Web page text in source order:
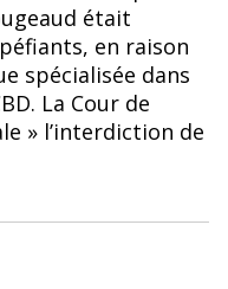
était
en raison
spécialisée dans
La Cour de
» l’interdiction de